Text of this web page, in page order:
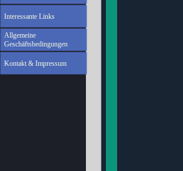
Interessante Links
Allgemeine
Geschäftsbedingungen
Kontakt & Impressum